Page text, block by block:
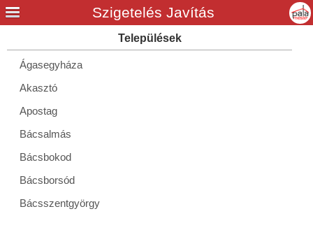
Ágasegyháza
Akasztó
Apostag
Bácsalmás
Bácsbokod
Bácsborsód
Bácsszentgyörgy